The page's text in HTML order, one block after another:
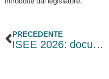
Precedente
PRECEDENTE
ISEE 2026: documentazione necessaria, nuove regole di calcolo e impatti sulle prestazioni di inclusione sociale